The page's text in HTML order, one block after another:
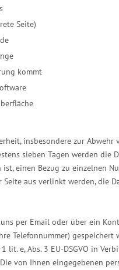
Seite)
kommt
insbesondere zur
sieben Tagen werden
einen Bezug zu einzelnen
aus verlinkt werden, die
per Email oder über ein
Telefonnummer)
lit. e, Abs. 3 EU-DSGVO in
Die von Ihnen eingegebenen